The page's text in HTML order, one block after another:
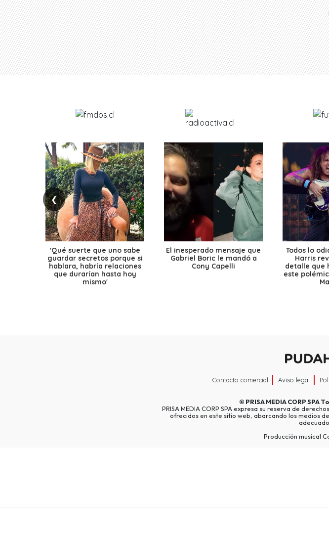
❮
'Qué suerte que uno sabe
guardar secretos porque si
hablara, habría relaciones
que durarían hasta hoy
mismo'
El inesperado mensaje que
Gabriel Boric le mandó a
Cony Capelli
Todos lo
Harris
detalle que
este
Contacto comercial Aviso legal
© PRISA MEDIA CORP SPA
PRISA MEDIA CORP SPA expresa su reserva de
ofrecidos en este sitio web, abarcando los medios
Producción musical